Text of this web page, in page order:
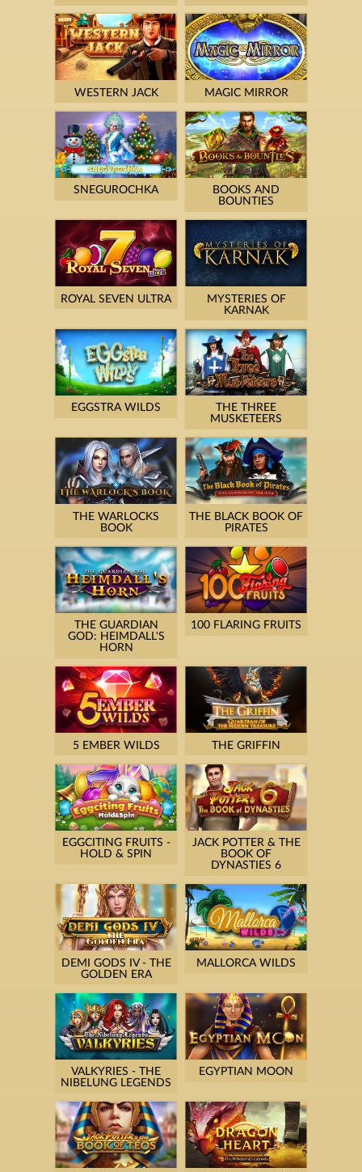
WESTERN JACK MAGIC MIRROR
SNEGUROCHKA
BOOKS AND
BOUNTIES
ROYAL SEVEN ULTRA
MYSTERIES OF
KARNAK
EGGSTRA WILDS
THE THREE
MUSKETEERS
THE WARLOCKS
BOOK
THE BLACK BOOK OF
PIRATES
THE GUARDIAN
GOD: HEIMDALL'S
HORN
100 FLARING FRUITS
5 EMBER WILDS THE GRIFFIN
EGGCITING FRUITS -
HOLD & SPIN
JACK POTTER & THE
BOOK OF
DYNASTIES 6
DEMI GODS IV - THE
GOLDEN ERA
MALLORCA WILDS
VALKYRIES - THE
NIBELUNG LEGENDS
EGYPTIAN MOON